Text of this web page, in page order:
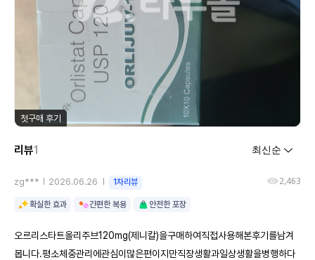
첫구매 후기
리뷰1
zg*** 2026.06.26 1차리뷰 2,463
확실한 효과 간편한 복용 안전한 포장
오르리스타트올리주브120mg(제니칼)을구매하여직접사용해본후기를남겨
봅니다.평소체중관리에관심이많은편이지만직장생활과일상생활을병행하다